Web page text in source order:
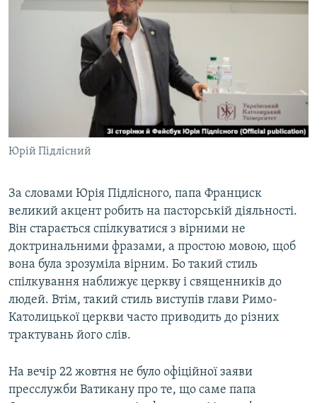
Юрій Підлісний
За словами Юрія Підлісного, папа Франциск
великий акцент робить на пасторській діяльності.
Він старається спілкуватися з вірними не
доктринальними фразами, а простою мовою, щоб
вона була зрозуміла вірним. Бо такий стиль
спілкування наближує церкву і священників до
людей. Втім, такий стиль виступів глави Римо-
Католицької церкви часто приводить до різних
трактувань його слів.
На вечір 22 жовтня не було офіційної заяви
пресслужби Ватикану про те, що саме папа